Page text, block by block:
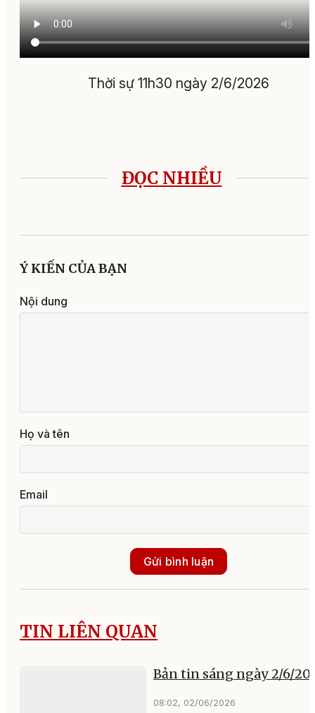
Thời sự 11h30 ngày 2/6/2026
ĐỌC NHIỀU
Ý KIẾN CỦA BẠN
Nội dung
Họ và tên
Email
Gửi bình luận
TIN LIÊN QUAN
Bản tin sáng ngày 2/6/
08:02, 02/06/2026